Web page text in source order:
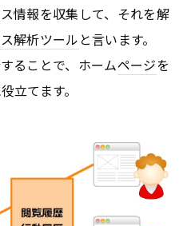
情報を収集して、それを解
解析ツール と言います。
ることで、ホームページを
立てます。